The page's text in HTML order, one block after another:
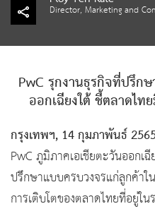
Director, Marketing and
PwC รุกงานธุรกิจที่ปรึก
ออกเฉียงใต้ ชี้ตลาดไท
กรุงเทพฯ, 14 กุมภาพันธ์
PwC ภูมิภาคเอเชียตะวันออกเ
ปรึกษาแบบครบวงจรแก่ลูกค้า
การเติบโตของตลาดไทยที่อยู่ใ